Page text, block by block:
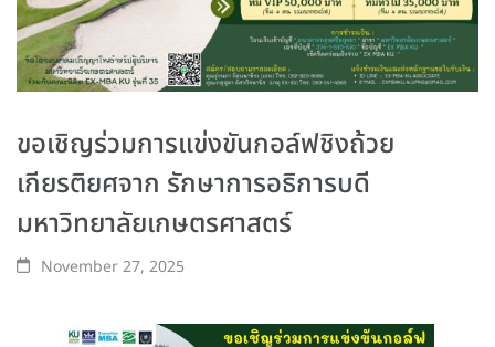
ขอเชิญร่วมการแข่งขันกอล์ฟชิงถ้วย
เกียรติยศจาก รักษาการอธิการบดี
มหาวิทยาลัยเกษตรศาสตร์
November 27, 2025